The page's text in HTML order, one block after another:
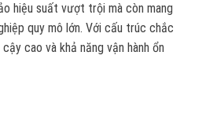
hiệu suất vượt trội mà còn mang
quy mô lớn. Với cấu trúc chắc
cao và khả năng vận hành ổn